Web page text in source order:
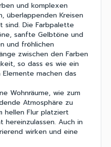
und komplexen
überlappenden Kreisen
sind. Die Farbpalette
sanfte Gelbtöne und
und fröhlichen
zwischen den Farben
so dass es wie ein
machen das
Wohnräume, wie zum
Atmosphäre zu
hellen Flur platziert
hereinzulassen. Auch in
wirken und eine